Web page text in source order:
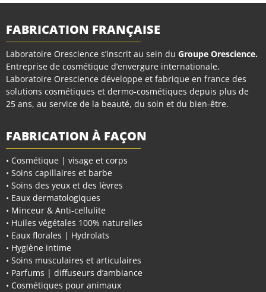
FABRICATION FRANÇAISE
Laboratoire Orescience s’inscrit au sein du Groupe Orescience.
Entreprise de cosmétique d’envergure internationale,
Laboratoire Orescience développe et fabrique en france des
solutions cosmétiques et dermo-cosmétiques depuis plus de
25 ans, au service de la beauté, du soin et du bien-être.
FABRICATION À FAÇON
• Cosmétique | visage et corps
• Soins capillaires et barbe
• Soins des yeux et des lèvres
• Eaux dermatologiques
• Minceur & Anti-cellulite
• Huiles végétales 100% naturelles
• Eaux florales | Hydrolats
• Hygiène intime
• Soins musculaires et articulaires
• Parfums | diffuseurs d’ambiance
• Cosmétiques pour animaux